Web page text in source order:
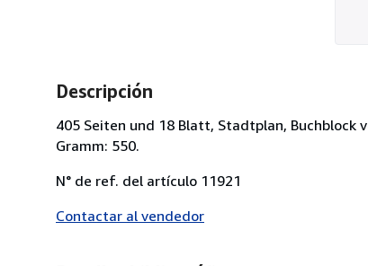
Descripción
405 Seiten und 18 Blatt, Stadtplan, Buchblock
Gramm: 550.
N° de ref. del artículo 11921
Contactar al vendedor